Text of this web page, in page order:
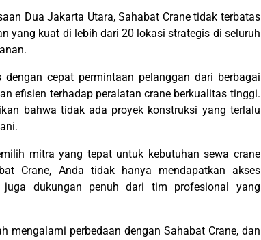
Dua Jakarta Utara, Sahabat Crane tidak terbatas
yang kuat di lebih dari 20 lokasi strategis di seluruh
cepat permintaan pelanggan dari berbagai
efisien terhadap peralatan crane berkualitas tinggi.
bahwa tidak ada proyek konstruksi yang terlalu
mitra yang tepat untuk kebutuhan sewa crane
Crane, Anda tidak hanya mendapatkan akses
dukungan penuh dari tim profesional yang
mengalami perbedaan dengan Sahabat Crane, dan